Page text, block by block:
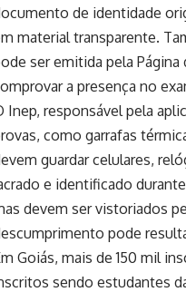
de identidade
material transparente.
ser emitida pela
a presença no
Inep, responsável pela
como garrafas
guardar celulares,
e identificado
devem ser vistoriados
pode
Goiás, mais de 150 mil
sendo estudantes